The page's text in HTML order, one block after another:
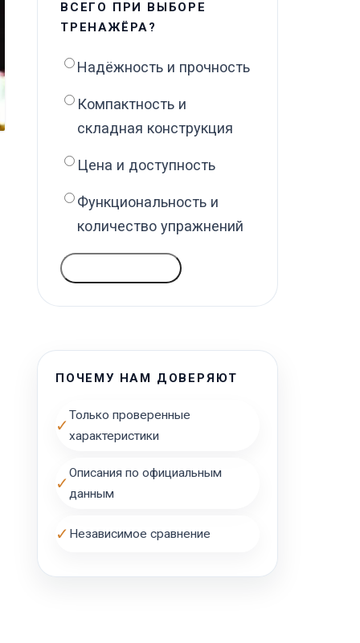
ВСЕГО ПРИ ВЫБОРЕ
ТРЕНАЖЁРА?
Надёжность и прочность
Компактность и
складная конструкция
Цена и доступность
Функциональность и
количество упражнений
ПОЧЕМУ НАМ ДОВЕРЯЮТ
✓
Только проверенные
характеристики
✓
Описания по официальным
данным
✓ Независимое сравнение